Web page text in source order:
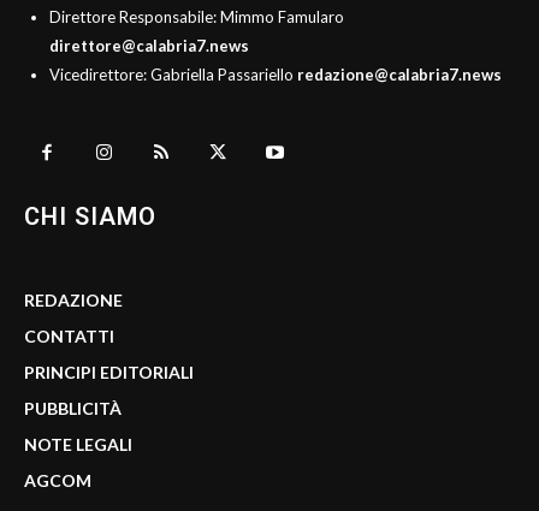
Direttore Responsabile: Mimmo Famularo
direttore@calabria7.news
Vicedirettore: Gabriella Passariello redazione@calabria7.news
CHI SIAMO
REDAZIONE
CONTATTI
PRINCIPI EDITORIALI
PUBBLICITÀ
NOTE LEGALI
AGCOM